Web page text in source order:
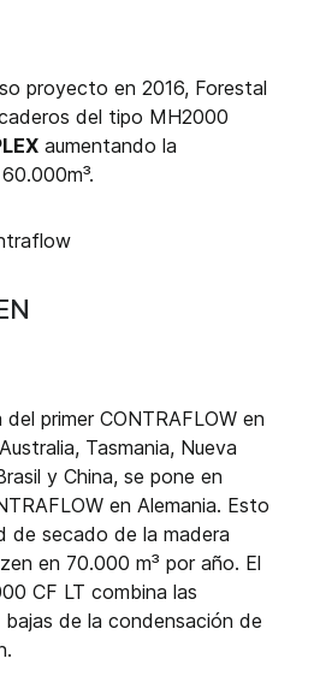
proyecto en 2016, Forestal
del tipo MH2000
aumentando la
primer CONTRAFLOW en
Tasmania, Nueva
y China, se pone en
en Alemania. Esto
de secado de la madera
en 70.000 m³ por año. El
CF LT combina las
de la condensación de